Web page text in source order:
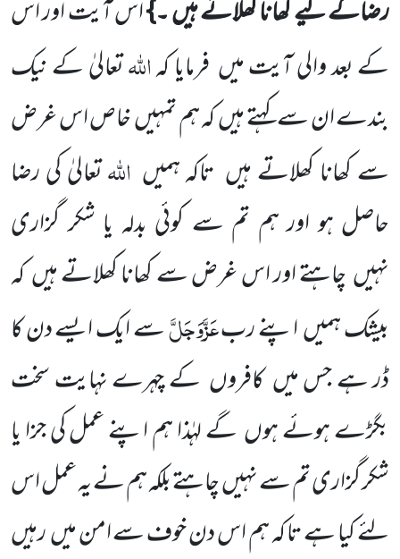
رضاکے لیے کھانا کھلاتے ہیں ۔}اس آیت اور اس
کے بعدوالی آیت میں فرمایا کہاللّٰہتعالیٰ کے نیک
بندے ان سے کہتے ہیںکہ ہم تمہیںخاص اس غرض
سے کھانا کھلاتے ہیں تاکہ ہمیں اللّٰہتعالیٰ کی رضا
حاصل ہو اور ہم تم سے کوئی بدلہ یا شکر گزاری
نہیںچاہتے اور اس غرض سے کھانا کھلاتے ہیںکہ
بیشک ہمیںاپنے ربعَزَّوَجَلَّسے ایک ایسے دن کا
ڈر ہے جس میںکافروں کے چہرے نہایت سخت
بگڑے ہوئےہوںگے لہٰذا ہم اپنے عمل کی جزا یا
شکر گزاری تم سے نہیںچاہتے بلکہ ہم نے یہ عمل اس
لئے کیا ہے تا کہ ہم اس دن خوف سے امن میںرہیں